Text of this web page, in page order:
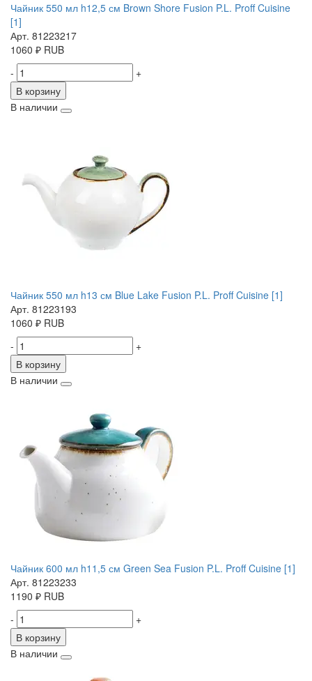
Чайник 550 мл h12,5 см Brown Shore Fusion P.L. Proff Cuisine
[1]
Арт. 81223217
1060 ₽ RUB
-
+
В корзину
В наличии
Чайник 550 мл h13 см Blue Lake Fusion P.L. Proff Cuisine [1]
Арт. 81223193
1060 ₽ RUB
-
+
В корзину
В наличии
Чайник 600 мл h11,5 см Green Sea Fusion P.L. Proff Cuisine [1]
Арт. 81223233
1190 ₽ RUB
-
+
В корзину
В наличии